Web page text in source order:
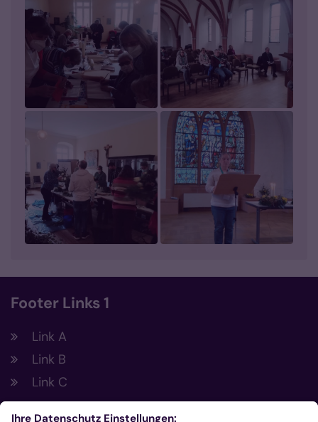
Footer Links 1
Link A
Link B
Link C